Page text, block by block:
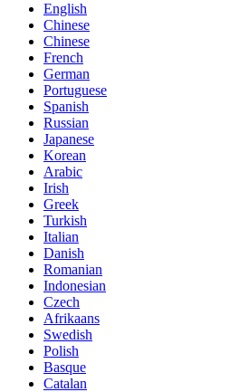
English
Chinese
Chinese
French
German
Portuguese
Spanish
Russian
Japanese
Korean
Arabic
Irish
Greek
Turkish
Italian
Danish
Romanian
Indonesian
Czech
Afrikaans
Swedish
Polish
Basque
Catalan